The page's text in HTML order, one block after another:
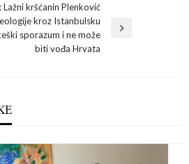
Lažni kršćanin Plenković
kroz Istanbulsku
sporazum i ne može
biti vođa Hrvata